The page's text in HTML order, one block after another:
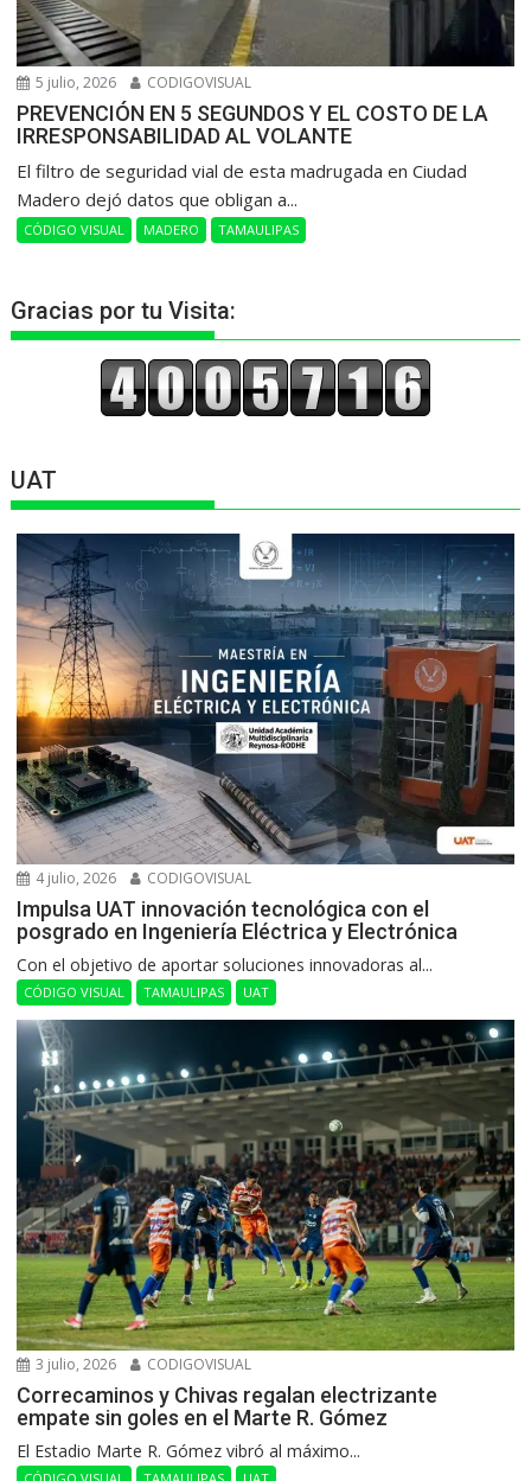
5 julio, 2026 CODIGOVISUAL
PREVENCIÓN EN 5 SEGUNDOS Y EL COSTO DE LA
IRRESPONSABILIDAD AL VOLANTE
​El filtro de seguridad vial de esta madrugada en Ciudad
Madero dejó datos que obligan a...
CÓDIGO VISUAL MADERO TAMAULIPAS
Gracias por tu Visita:
UAT
4 julio, 2026 CODIGOVISUAL
Impulsa UAT innovación tecnológica con el
posgrado en Ingeniería Eléctrica y Electrónica
Con el objetivo de aportar soluciones innovadoras al...
CÓDIGO VISUAL TAMAULIPAS UAT
3 julio, 2026 CODIGOVISUAL
Correcaminos y Chivas regalan electrizante
empate sin goles en el Marte R. Gómez
El Estadio Marte R. Gómez vibró al máximo...